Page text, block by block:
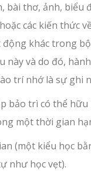
bài thơ, ảnh, biểu
các kiến ​​thức
động khác trong
này và do đó,
trí nhớ là sự ghi
bảo trì có thể hữu
một thời gian
(một kiểu học
như học vẹt).